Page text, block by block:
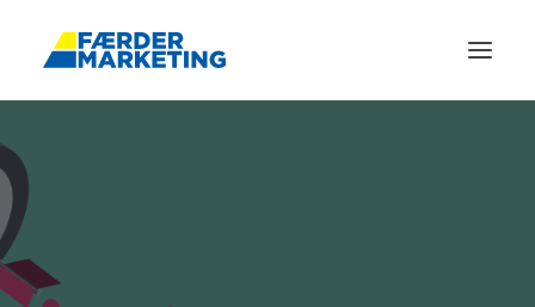
TJENESTER